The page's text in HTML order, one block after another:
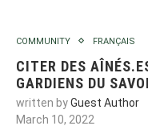
COMMUNITY FRANÇAIS
CITER DES
GARDIENS DU
written byGuest Author
March 10, 2022